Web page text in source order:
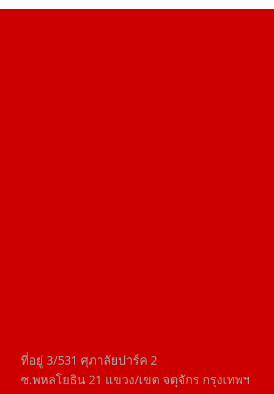
ที่อยู่​ 3/531​ ศุภาลัยปาร์ค​ 2
ซ.พหลโยธิน​ 21​ แขวง/เขต​ จตุจักร​ กรุงเทพฯ